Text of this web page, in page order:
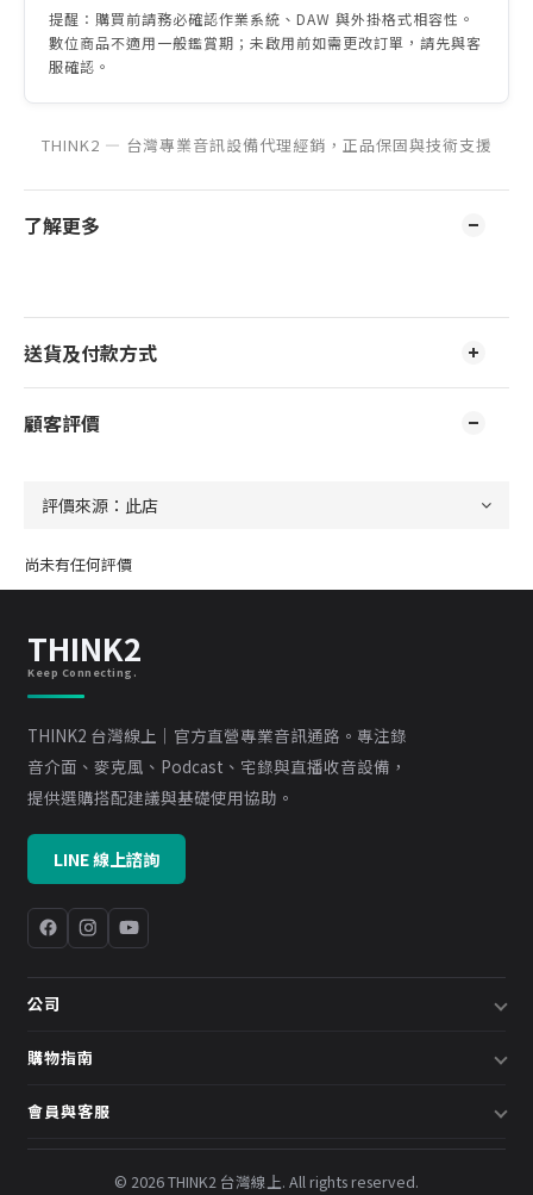
提醒：購買前請務必確認作業系統、DAW 與外掛格式相容性。
數位商品不適用一般鑑賞期；未啟用前如需更改訂單，請先與客
服確認。
THINK2 — 台灣專業音訊設備代理經銷，正品保固與技術支援
了解更多
送貨及付款方式
顧客評價
尚未有任何評價
THINK2
Keep Connecting.
THINK2 台灣線上｜官方直營專業音訊通路。專注錄
音介面、麥克風、Podcast、宅錄與直播收音設備，
提供選購搭配建議與基礎使用協助。
LINE 線上諮詢
公司
關於我們
預約諮詢
購物指南
配送說明
會員與客服
會員中心
© 2026 THINK2 台灣線上. All rights reserved.